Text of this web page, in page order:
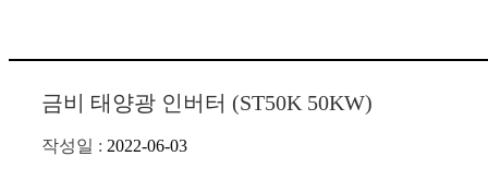
금비 태양광 인버터 (ST50K 50KW)
작성일 : 2022-06-03